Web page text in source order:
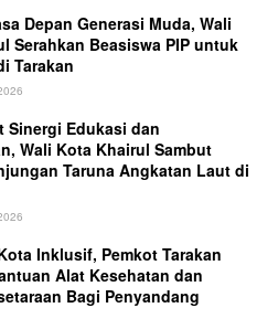
Depan Generasi Muda, Wali
Serahkan Beasiswa PIP untuk
Tarakan
Sinergi Edukasi dan
Wali Kota Khairul Sambut
Taruna Angkatan Laut di
Inklusif, Pemkot Tarakan
Alat Kesehatan dan
Bagi Penyandang